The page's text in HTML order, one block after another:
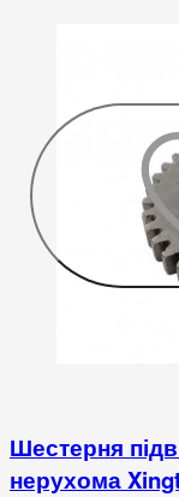
Шестерня
нерухома